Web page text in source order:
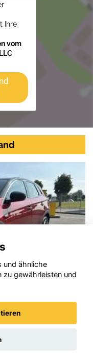
Ihre
vom
und ähnliche
zu gewährleisten und